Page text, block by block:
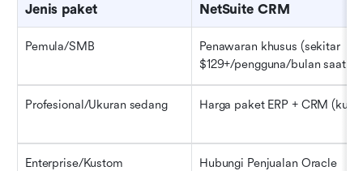
Jenis paket NetSuite CRM
Pemula/SMB
Penawaran khusus (sekitar
$129+/pengguna/bulan saat
Profesional/Ukuran sedang Harga paket ERP + CRM
Enterprise/Kustom Hubungi Penjualan Oracle